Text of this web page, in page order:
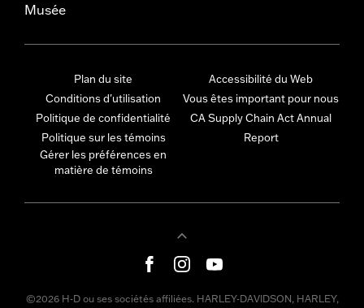
Musée
Plan du site
Conditions d'utilisation
Politique de confidentialité
Politique sur les témoins
Gérer les préférences en
matière de témoins
Accessibilité du Web
Vous êtes important pour nous
CA Supply Chain Act Annual
Report
©2026 H-D ou ses sociétés affiliées. HARLEY-DAVIDSON, HARLEY,